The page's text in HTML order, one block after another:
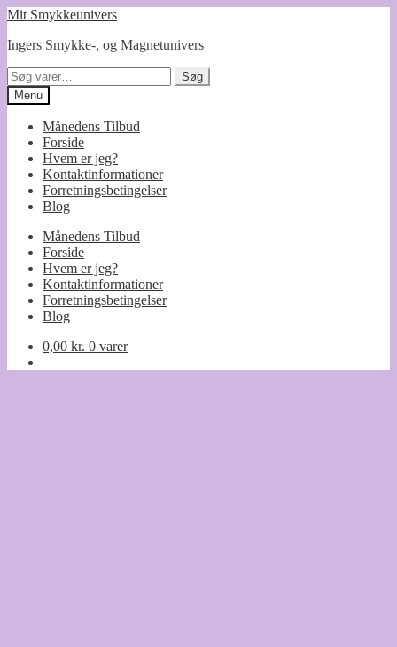
Spring
navigation
Spring
indhold
Mit Smykkeunivers
Ingers Smykke-, og Magnetunivers
Søg
efter:
Søg
Menu
Månedens Tilbud
Forside
Hvem er jeg?
Kontaktinformationer
Forretningsbetingelser
Blog
Månedens Tilbud
Forside
Hvem er jeg?
Kontaktinformationer
Forretningsbetingelser
Blog
0,00 kr. 0 varer